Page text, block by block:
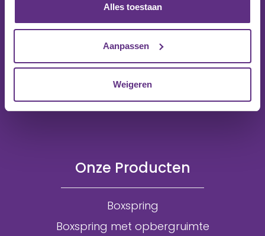
Alles toestaan
Aanpassen
Weigeren
Onze Producten
Boxspring
Boxspring met opbergruimte